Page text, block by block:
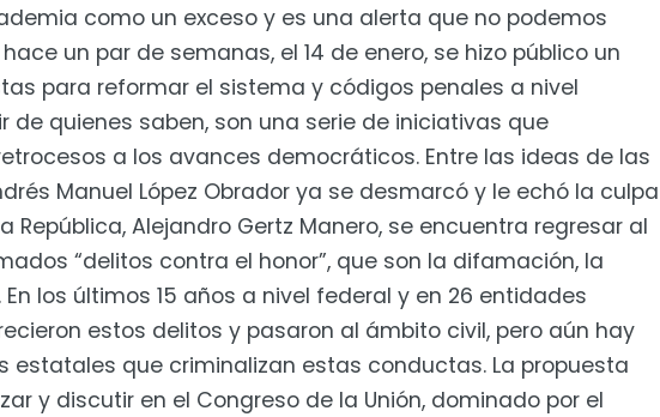
como un exceso y es una alerta que no podemos
un par de semanas, el 14 de enero, se hizo público un
para reformar el sistema y códigos penales a nivel
de quienes saben, son una serie de iniciativas que
a los avances democráticos. Entre las ideas de las
Manuel López Obrador ya se desmarcó y le echó la culpa
República, Alejandro Gertz Manero, se encuentra regresar al
“delitos contra el honor”, que son la difamación, la
los últimos 15 años a nivel federal y en 26 entidades
estos delitos y pasaron al ámbito civil, pero aún hay
estatales que criminalizan estas conductas. La propuesta
y discutir en el Congreso de la Unión, dominado por el